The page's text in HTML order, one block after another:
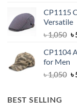
৳
CP1115
Versatile
৳1,050 ৳
CP1104
for Men
৳1,050 ৳
BEST SELLING